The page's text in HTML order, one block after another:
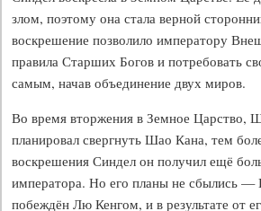
злом, поэтому она стала верной
воскрешение позволило императору
правила Старших Богов и потребовать
самым, начав объединение двух миров.
Во время вторжения в Земное Царство,
планировал свергнуть Шао Кана, тем
воскрешения Синдел он получил ещё
императора. Но его планы не сбылись
побеждён Лю Кенгом, и в результате от